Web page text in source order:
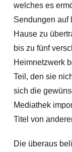
welches es
Sendungen auf
Hause zu
bis zu fünf
Heimnetzwerk
Teil, den sie
sich die
Mediathek
Titel von
Die überaus